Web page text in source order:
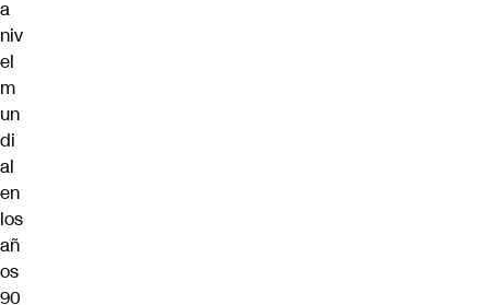
a
niv
el
m
un
di
al
en
los
añ
os
90